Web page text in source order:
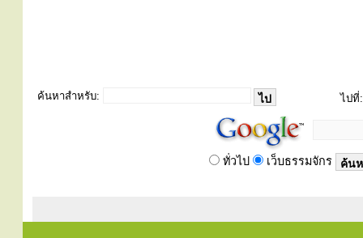
ค้นหาสำหรับ: ไปที่:
ทั่วไป เว็บธรรมจักร